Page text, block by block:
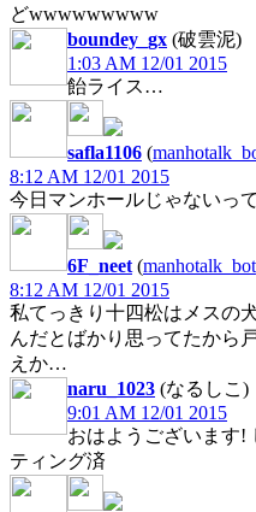
どwwwwwwwww
boundey_gx (破雲泥)
1:03 AM 12/01 2015
飴ライス…
safla1106 (
8:12 AM 12/01 2015
今日マンホールじゃないっ
6F_neet (manhotalk_bot
8:12 AM 12/01 2015
私てっきり十四松はメスの
んだとばかり思ってたから
えか…
naru_1023 (なるしこ)
9:01 AM 12/01 2015
おはようございます!
ティング済